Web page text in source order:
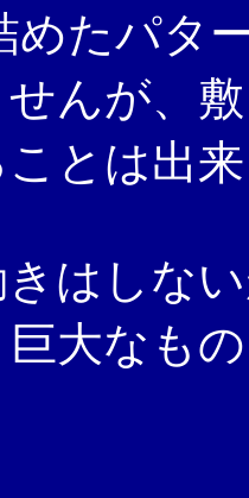
めたパタ
んが、
とは出
はしな
大なも